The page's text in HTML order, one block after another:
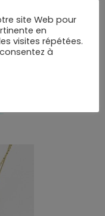
au moment
AUSSI…
site Web pour
en
visites répétées.
à